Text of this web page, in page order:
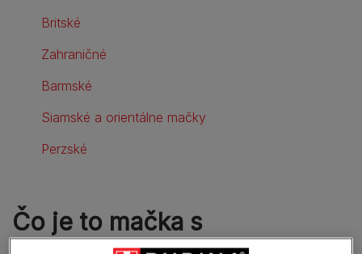
Britské
Zahraničné
Barmské
Siamské a orientálne mačky
Perzské
Čo je to mačka s